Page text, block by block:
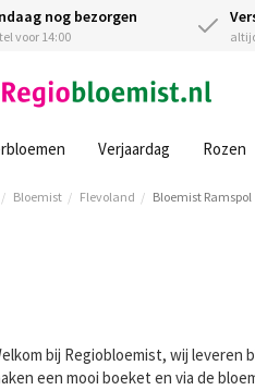
nog bezorgen
voor 14:00
Verjaardag Rozen
Bloemist Flevoland Bloemist Ramspol
bij Regiobloemist, wij leveren
een mooi boeket en via de